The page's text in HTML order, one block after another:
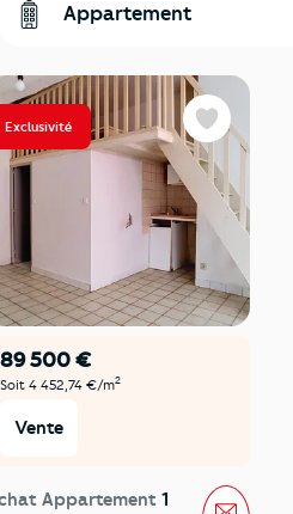
Appartement
Exclusivité
89 500 €
Soit 4 452,74 €/m2
Vente
Appartement 1
Favoris
Message